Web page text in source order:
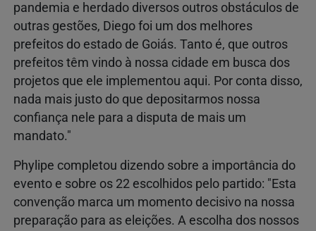
pandemia e herdado diversos outros obstáculos de
outras gestões, Diego foi um dos melhores
prefeitos do estado de Goiás. Tanto é, que outros
prefeitos têm vindo à nossa cidade em busca dos
projetos que ele implementou aqui. Por conta disso,
nada mais justo do que depositarmos nossa
confiança nele para a disputa de mais um
mandato."
Phylipe completou dizendo sobre a importância do
evento e sobre os 22 escolhidos pelo partido: "Esta
convenção marca um momento decisivo na nossa
preparação para as eleições. A escolha dos nossos